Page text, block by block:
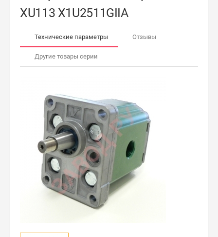
XU113 X1U2511GIIA
Технические параметры Отзывы
Другие товары серии